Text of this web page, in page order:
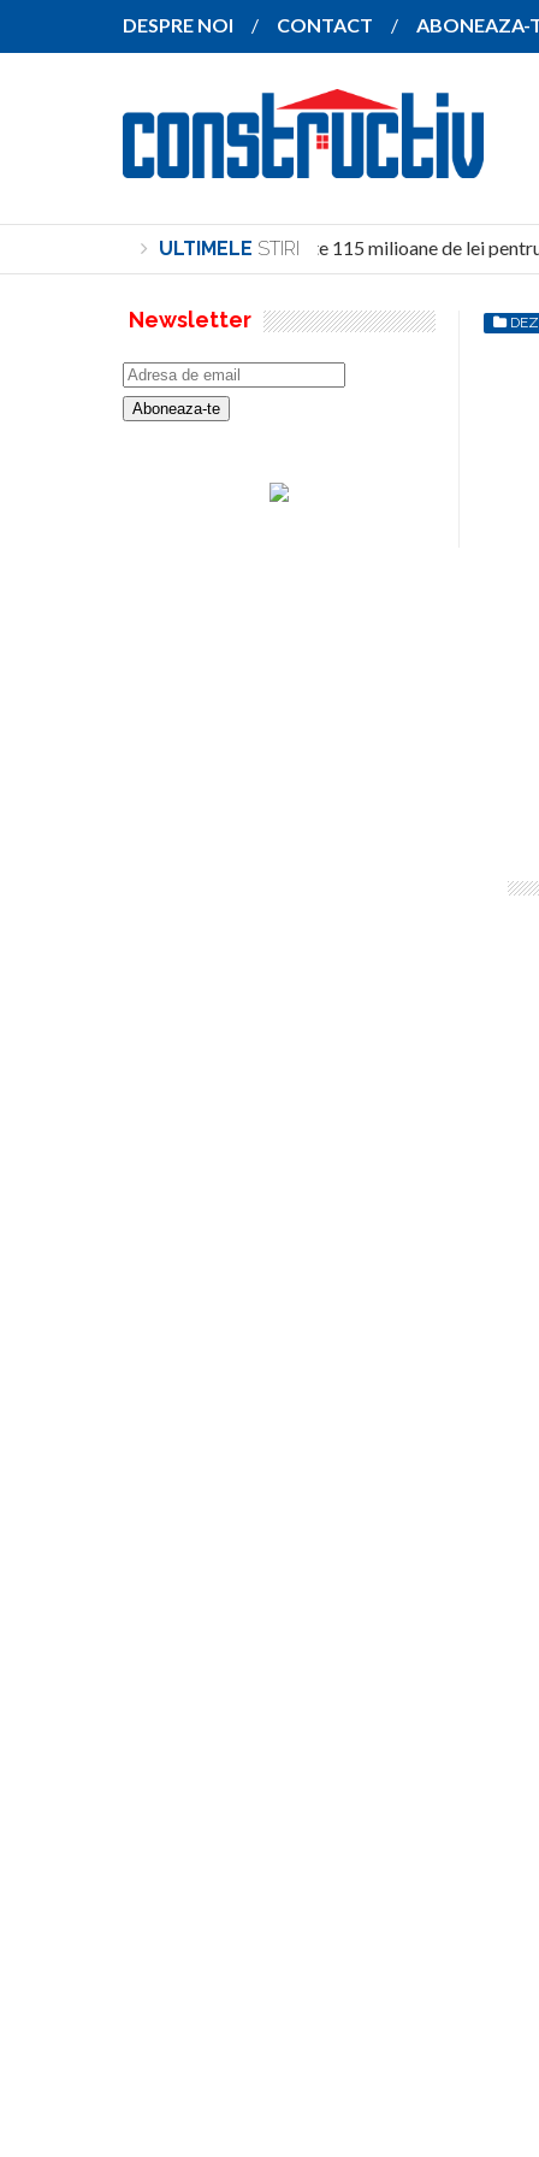
DESPRE NOI CONTACT ABONEAZA-
ULTIMELE STIRI
Investiție de peste 115 milioane de lei pentru
Newsletter